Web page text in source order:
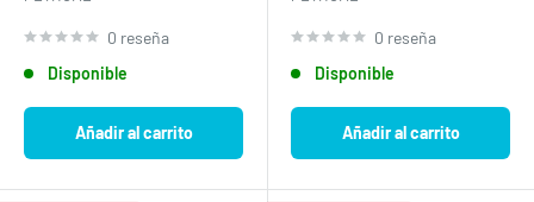
0 reseña
Disponible
Añadir al carrito
0 reseña
Disponible
Añadir al carrito